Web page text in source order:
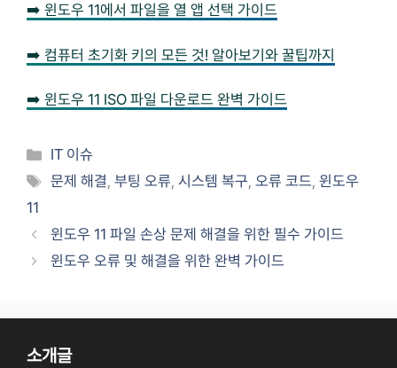
➡️ 윈도우 11에서 파일을 열 앱 선택 가이드
➡️ 컴퓨터 초기화 키의 모든 것! 알아보기와 꿀팁까지
➡️ 윈도우 11 ISO 파일 다운로드 완벽 가이드
카
테
IT 이슈
태
문제 해결,부팅 오류,시스템 복구,오류 코드,윈도우
11
윈도우 11 파일 손상 문제 해결을 위한 필수 가이드
윈도우 오류 및 해결을 위한 완벽 가이드
소개글